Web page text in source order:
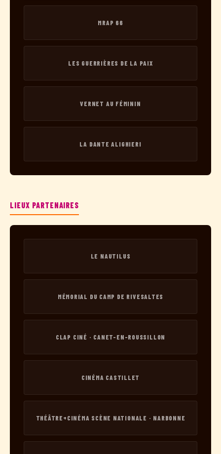
MRAP 66
LES GUERRIÈRES DE LA PAIX
VERNET AU FÉMININ
LA DANTE ALIGHIERI
LIEUX PARTENAIRES
LE NAUTILUS
MÉMORIAL DU CAMP DE RIVESALTES
CLAP CINÉ · CANET-EN-ROUSSILLON
CINÉMA CASTILLET
THÉÂTRE+CINÉMA SCÈNE NATIONALE · NARBONNE